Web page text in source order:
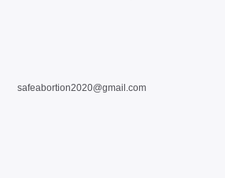
safeabortion2020@gmail.com